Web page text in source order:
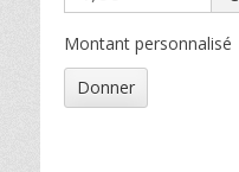
Montant personnalisé
Donner